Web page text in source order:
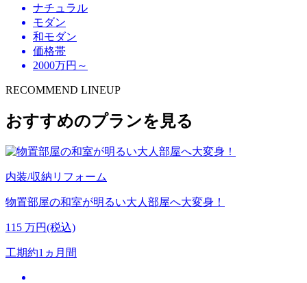
ナチュラル
モダン
和モダン
価格帯
2000万円～
RECOMMEND LINEUP
おすすめのプランを見る
内装/収納リフォーム
物置部屋の和室が明るい大人部屋へ大変身！
115 万円(税込)
工期約1ヵ月間